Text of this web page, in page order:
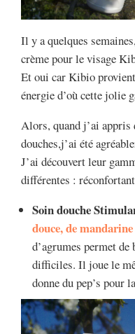
Il y a quelques
crème pour le visage
Et oui car Kibio
énergie d’où cette jolie
Alors, quand j’ai
douches,j’ai été
J’ai découvert leur
différentes :
Soin douche
douce, de
d’agrumes permet
difficiles. Il joue le
donne du pep’s pour